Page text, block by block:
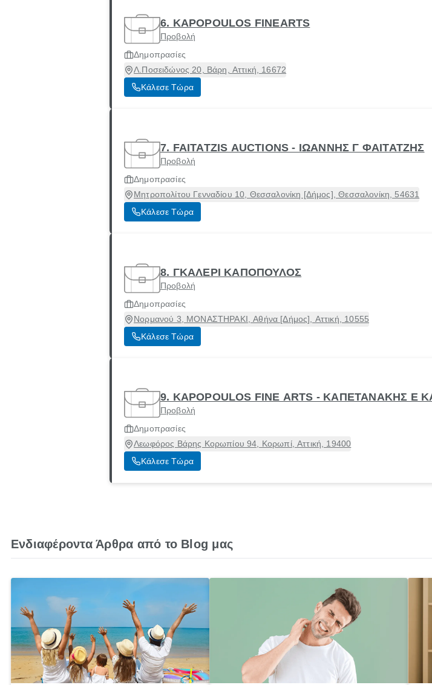
6. KAPOPOULOS FINEARTS
Προβολή
Δημοπρασίες
Λ.Ποσειδώνος 20, Βάρη, Αττική, 16672
Κάλεσε Τώρα
7. FAITATZIS AUCTIONS - ΙΩΑΝΝΗΣ Γ ΦΑΙΤΑΤΖΗΣ
Προβολή
Δημοπρασίες
Μητροπολίτου Γενναδίου 10, Θεσσαλονίκη [Δήμος], Θεσσαλονίκη, 54631
Κάλεσε Τώρα
8. ΓΚΑΛΕΡΙ ΚΑΠΟΠΟΥΛΟΣ
Προβολή
Δημοπρασίες
Νορμανού 3, ΜΟΝΑΣΤΗΡΑΚΙ, Αθήνα [Δήμος], Αττική, 10555
Κάλεσε Τώρα
9. KAPOPOULOS FINE ARTS - ΚΑΠΕΤΑΝΑΚΗΣ Ε
Προβολή
Δημοπρασίες
Λεωφόρος Βάρης Κορωπίου 94, Κορωπί, Αττική, 19400
Κάλεσε Τώρα
Ενδιαφέροντα Άρθρα από το Blog μας